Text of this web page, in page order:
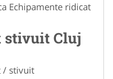
Echipamente ridicat
stivuit Cluj
/ stivuit